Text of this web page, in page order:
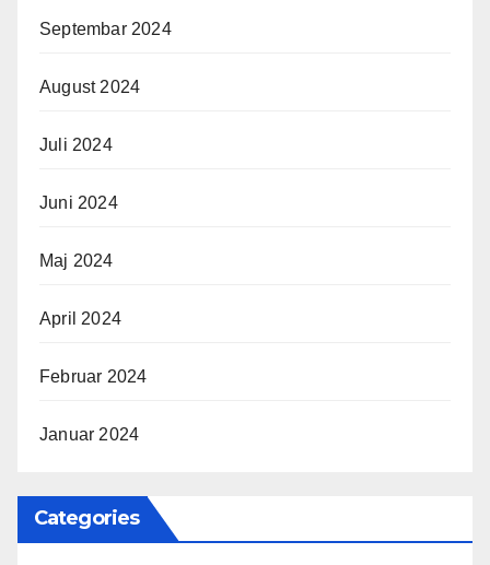
Septembar 2024
August 2024
Juli 2024
Juni 2024
Maj 2024
April 2024
Februar 2024
Januar 2024
Categories